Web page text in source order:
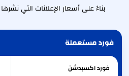
بناءً على أسعار الإعلانات التي
فورد مستعملة
فورداكسبدشن